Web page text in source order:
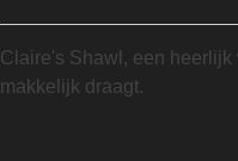
Claire's Shawl, een heerlijk
makkelijk draagt.